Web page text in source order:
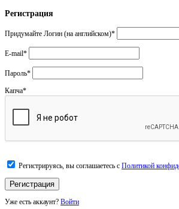
Регистрация
Придумайте Логин (на английском)*
E-mail*
Пароль*
Капча*
Регистрируясь, вы соглашаетесь с Политикой
Уже есть аккаунт? Войти